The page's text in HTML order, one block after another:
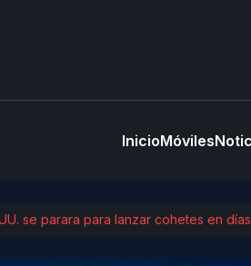
InicioMóviles
se parara para lanzar cohetes en